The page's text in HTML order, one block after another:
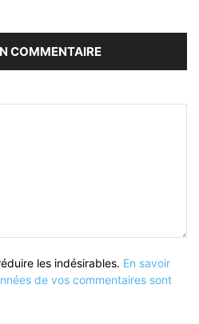
les indésirables. En savoir
de vos commentaires sont